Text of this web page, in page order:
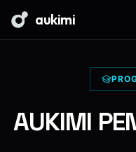
aukimi
AUKIMI